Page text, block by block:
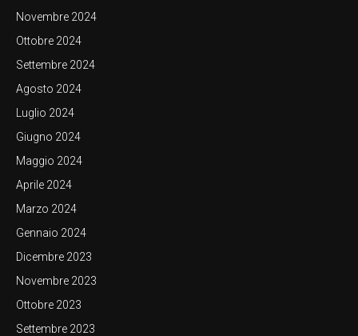
Novembre 2024
Ottobre 2024
Settembre 2024
Agosto 2024
Luglio 2024
Giugno 2024
Maggio 2024
Aprile 2024
Marzo 2024
Gennaio 2024
Dicembre 2023
Novembre 2023
Ottobre 2023
Settembre 2023